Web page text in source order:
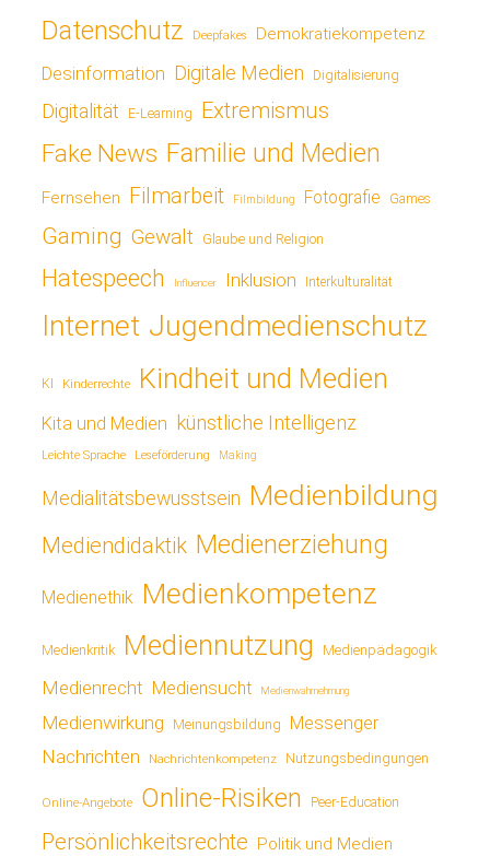
Datenschutz Deepfakes Demokratiekompetenz
Desinformation Digitale Medien Digitalisierung
Digitalität E-Learning Extremismus
Fake News Familie und Medien
Fernsehen Filmarbeit Filmbildung Fotografie Games
Gaming Gewalt Glaube und Religion
Hatespeech Influencer Inklusion Interkulturalität
Internet Jugendmedienschutz
KI Kinderrechte Kindheit und Medien
Kita und Medien künstliche Intelligenz
Leichte Sprache Leseförderung Making
Medialitätsbewusstsein Medienbildung
Mediendidaktik Medienerziehung
Medienethik Medienkompetenz
Medienkritik Mediennutzung Medienpädagogik
Medienrecht Mediensucht Medienwahrnehmung
Medienwirkung Meinungsbildung Messenger
Nachrichten Nachrichtenkompetenz Nutzungsbedingungen
Online-Angebote Online-Risiken Peer-Education
Persönlichkeitsrechte Politik und Medien